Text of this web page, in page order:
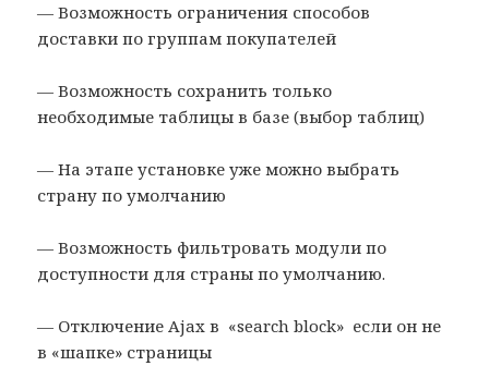
— Возможность ограничения способов
доставки по группам покупателей
— Возможность сохранить только
необходимые таблицы в базе (выбор таблиц)
— На этапе установке уже можно выбрать
страну по умолчанию
— Возможность фильтровать модули по
доступности для страны по умолчанию.
— Отключение Ajax в «search block» если он не
в «шапке» страницы